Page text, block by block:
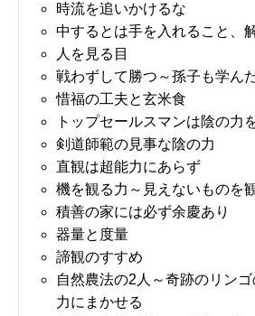
時流を追いかけるな
中するとは手を入れること、
人を見る目
戦わずして勝つ～孫子も学ん
惜福の工夫と玄米食
トップセールスマンは陰の力
剣道師範の見事な陰の力
直観は超能力にあらず
機を観る力～見えないものを
積善の家には必ず余慶あり
器量と度量
諦観のすすめ
自然農法の2人～奇跡のリン
力にまかせる